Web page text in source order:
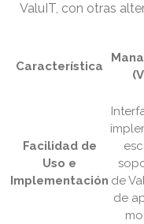
ValuIT, con otras
Característica
Facilidad de
Uso e
Implementación de
de